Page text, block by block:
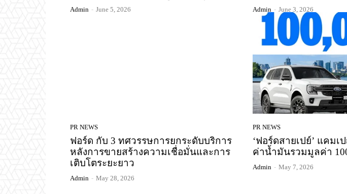
Admin - June 5, 2026 Admin - June 3, 2026
PR NEWS
ฟอร์ด กับ 3 ทศวรรษการยกระดับบริการ
หลังการขายสร้างความเชื่อมั่นและการ
เติบโตระยะยาว
Admin - May 28, 2026
PR NEWS
‘ฟอร์ดสายเปย์’ แคม
ค่าน้ำมันรวมมูลค่า
Admin - May 7, 2026